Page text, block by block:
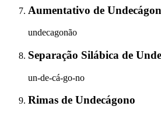
Aumentativo de
undecagonão
Separação Silábica de
un-de-cá-go-no
Rimas de Undecágono